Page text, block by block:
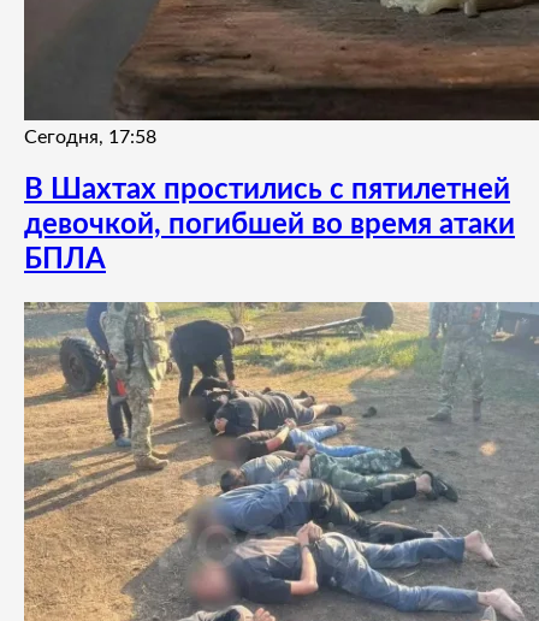
Сегодня, 17:58
В Шахтах простились с пятилетней
девочкой, погибшей во время атаки
БПЛА